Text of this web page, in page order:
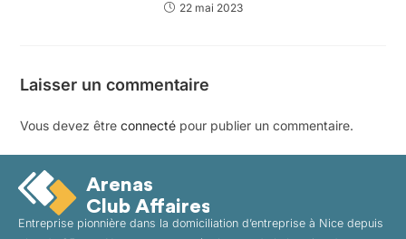
22 mai 2023
Laisser un commentaire
Vous devez êtreconnecté pour publier un commentaire.
Arenas
Club Affaires
Entreprise pionnière dans la domiciliation d’entreprise à Nice depuis